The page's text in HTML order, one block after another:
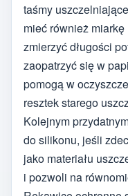
taśmy
mieć również
zmierzyć długości
zaopatrzyć się w
pomogą w
resztek starego
Kolejnym
do silikonu, jeśli
jako materiału
i pozwoli na